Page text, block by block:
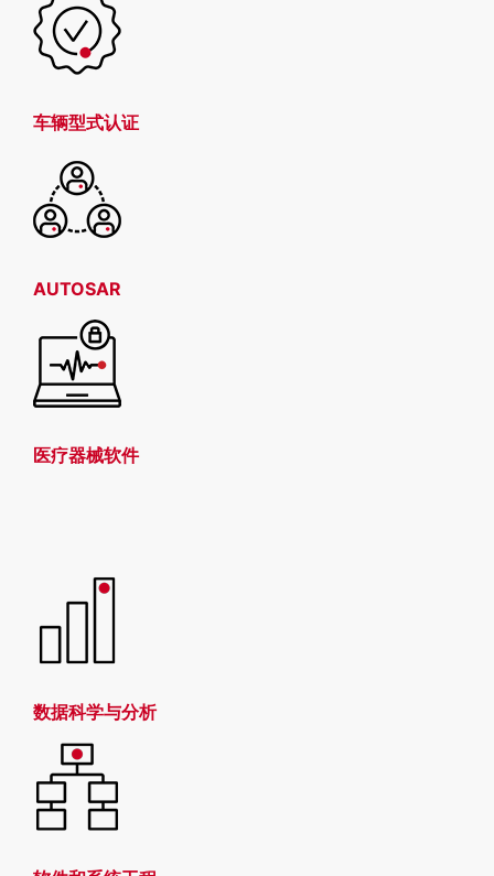
车辆型式认证
AUTOSAR
医疗器械软件
数据科学与分析